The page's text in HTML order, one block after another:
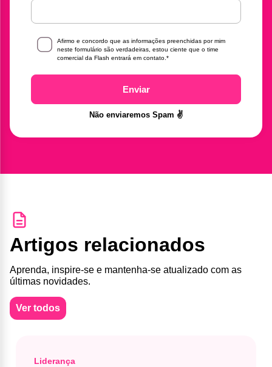
Afirmo e concordo que as informações preenchidas por mim
neste formulário são verdadeiras, estou ciente que o time
comercial da Flash entrará em contato. *
Enviar
Não enviaremos Spam ✌️
Artigos relacionados
Aprenda, inspire-se e mantenha-se atualizado com as
últimas novidades.
Ver todos
Liderança